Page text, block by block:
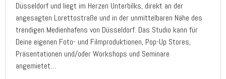
Düsseldorf und liegt im Herzen Unterbilks, direkt an der
angesagten Lorettostraße und in der unmittelbaren Nähe des
trendigen Medienhafens von Düsseldorf. Das Studio kann für
Deine eigenen Foto- und Filmproduktionen, Pop-Up Stores,
Präsentationen und/oder Workshops und Seminare
angemietet…